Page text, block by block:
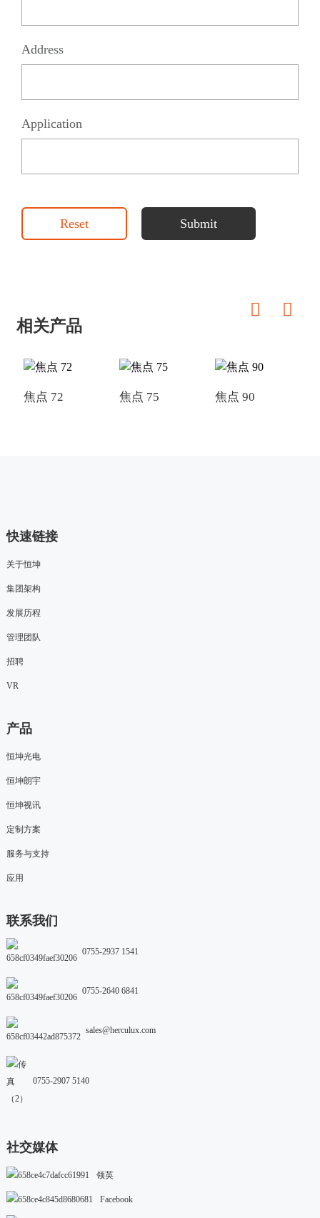
Address
Application
Reset Submit
相关产品
焦点 72 焦点 75 焦点 90
快速链接
关于恒坤
集团架构
发展历程
管理团队
招聘
VR
产品
恒坤光电
恒坤朗宇
恒坤视讯
定制方案
服务与支持
应用
联系我们
0755-2937 1541
0755-2640 6841
sales@herculux.com
0755-2907 5140
社交媒体
领英
Facebook